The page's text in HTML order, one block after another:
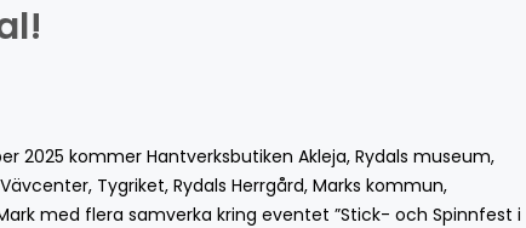
2025 kommer Hantverksbutiken Akleja, Rydals museum,
Tygriket, Rydals Herrgård, Marks kommun,
med flera samverka kring eventet ”Stick- och Spinnfest i